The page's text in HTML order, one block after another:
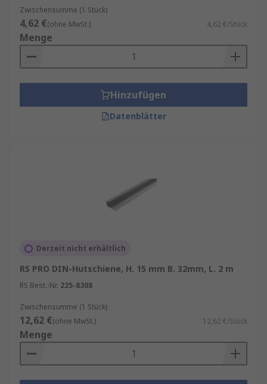
Schienen, um Ihren Ausnahmen von einigen der
führenden Marken wie
SCHROFF
nVent HOFFMAN
unserer eigenen MarkeRS PROzu entsprechen.
Zwischensumme (1 Stück)
4,62 €(ohne MwSt.) 4,62 €/Stück
Menge
Hinzufügen
Datenblätter
Derzeit nicht erhältlich
RS PRO DIN-Hutschiene, H. 15 mm B. 32mm, L. 2 m
RS Best.-Nr. 225-8308
Zwischensumme (1 Stück)
12,62 €(ohne MwSt.) 12,62 €/Stück
Menge